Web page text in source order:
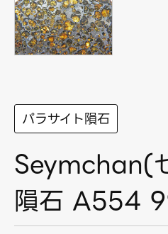
パラサイト隕石
Seymchan(
隕石 A554